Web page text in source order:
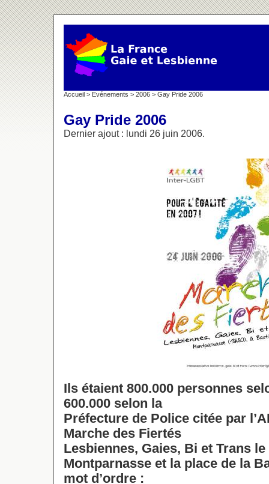
Accueil > Evénements > 2006 > Gay Pride 2006
Gay Pride 2006
Dernier ajout : lundi 26 juin 2006.
Ils étaient 800.000 personnes
600.000 selon la
Préfecture de Police citée par
Marche des Fiertés
Lesbiennes, Gaies, Bi et Trans
Montparnasse et la place de la
mot d’ordre :